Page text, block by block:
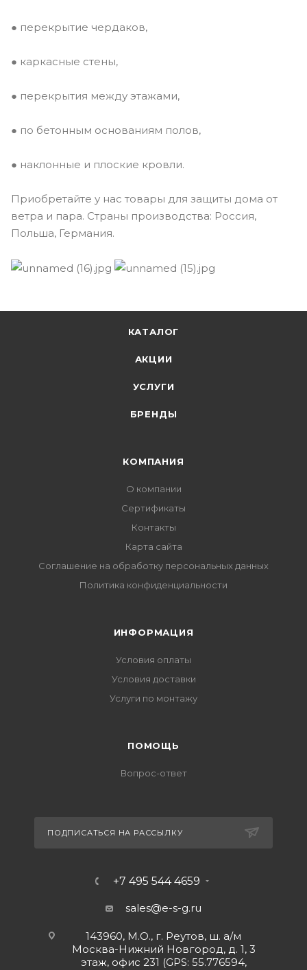
● перекрытие чердаков,
● каркасные стены,
● перекрытия между этажами,
● по бетонным основаниям полов,
● наклонные и плоские кровли.
Приобретайте у нас товары для защиты дома от
ветра и пара. Страны производства: Россия,
Польша, Германия.
КАТАЛОГ
АКЦИИ
УСЛУГИ
БРЕНДЫ
КОМПАНИЯ
О компании
Сертификаты
Контакты
Карта сайта
Соглашение на обработку персональных данных
Политика конфиденциальности
ИНФОРМАЦИЯ
Условия оплаты
Условия доставки
Услуги по монтажу
ПОМОЩЬ
Вопрос-ответ
ПОДПИСАТЬСЯ НА РАССЫЛКУ
+7 495 544 4659
sales@e-s-g.ru
143960, М.О., г. Реутов, ш. а/м
Москва-Нижний Новгород, д. 1, 3
этаж, офис 231 (GPS: 55.776594,